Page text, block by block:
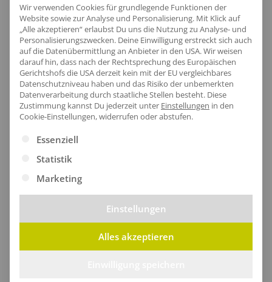
Schützende Kapuze
Die integrierte Kapuze bietet optimalen Schutz
gegen Wind und Regen, während das wasserdichte
Hydrafort 5000 Polyester und die getapeten Nähte
dafür sorgen, dass du auch bei schlechtem Wetter
Wir verwenden Cookies für grundlegende Funktionen der
Website sowie zur Analyse und Personalisierung. Mit Klick auf
„Alle akzeptieren“ erlaubst Du uns die Nutzung zu Analyse- und
Personalisierungszwecken. Deine Einwilligung erstreckt sich auch
auf die Datenübermittlung an Anbieter in den USA. Wir weisen
darauf hin, dass nach der Rechtsprechung des Europäischen
Gerichtshofs die USA derzeit kein mit der EU vergleichbares
Datenschutzniveau haben und das Risiko der unbemerkten
Datenverarbeitung durch staatliche Stellen besteht. Diese
Zustimmung kannst Du jederzeit unter Einstellungen in den
Cookie-Einstellungen, widerrufen oder abstufen.
Es folgt eine Liste der Service-Gruppen, für die eine
Essenziell
Statistik
Marketing
Einstellungen
Alles akzeptieren